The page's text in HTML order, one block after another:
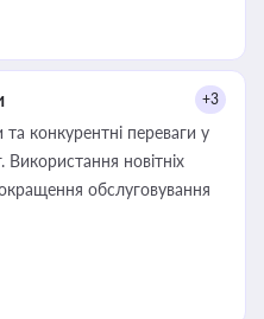
+3
конкурентні переваги у
Використання новітніх
для покращення обслуговування